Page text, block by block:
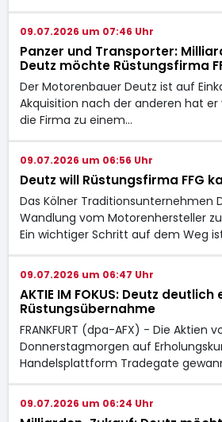
09.07.2026 um 07:46 Uhr
Panzer und Transporter:
Deutz möchte Rüstungsfirma
Der Motorenbauer Deutz ist auf
Akquisition nach der anderen hat
die Firma zu einem…
09.07.2026 um 06:56 Uhr
Deutz will Rüstungsfirma FFG
Das Kölner Traditionsunternehmen
Wandlung vom Motorenhersteller
Ein wichtiger Schritt auf dem Weg
09.07.2026 um 06:47 Uhr
AKTIE IM FOKUS: Deutz
Rüstungsübernahme
FRANKFURT (dpa-AFX) - Die Aktien
Donnerstagmorgen auf
Handelsplattform Tradegate
09.07.2026 um 06:24 Uhr